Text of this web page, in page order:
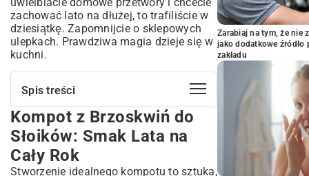
zachować lato na dłużej, to trafiliście w
dziesiątkę. Zapomnijcie o sklepowych
ulepkach. Prawdziwa magia dzieje się w
kuchni.
Spis treści
Kompot z Brzoskwiń do Słoików: Smak
Lata na Cały Rok
Niezbędne Składniki i Akcesoria do
Domowego Kompotu
Jak Wybrać Idealne Brzoskwinie na
Kompot z Brzoskwiń do
Słoików: Smak Lata na
Cały Rok
Stworzenie idealnego kompotu to sztuka,
Zarabiaj na tym, że nie
jako dodatkowe
zakładu